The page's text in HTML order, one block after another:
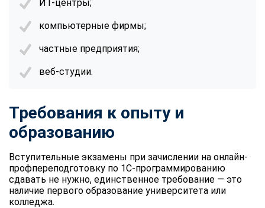
ИТ-центры;
компьютерные фирмы;
частные предприятия;
веб-студии.
Требования к опыту и
образованию
Вступительные экзамены при зачислении на онлайн-
профпереподготовку по 1С-программированию
сдавать не нужно, единственное требование — это
наличие первого образование университета или
колледжа.
Telegram
Vkontakte